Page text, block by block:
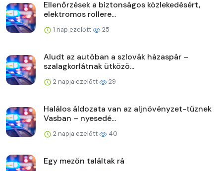
Ellenőrzések a biztonságos közlekedésért,
elektromos rollere...
1 nap ezelőtt 25
Aludt az autóban a szlovák házaspár –
szalagkorlátnak ütközö...
2 napja ezelőtt 29
Halálos áldozata van az aljnövényzet-tűznek
Vasban – nyesedé...
2 napja ezelőtt 40
Egy mezőn találtak rá